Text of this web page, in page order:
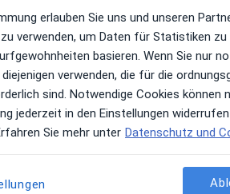
erlauben Sie uns und unseren
verwenden, um Daten für Statistiken
basieren. Wenn Sie nur
verwenden, die für die
sind. Notwendige Cookies können
jederzeit in den Einstellungen
Sie mehr unter Datenschutz und